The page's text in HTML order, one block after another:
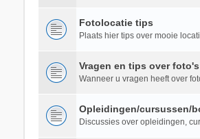
Fotolocatie tips
Plaats hier tips over mooie
Vragen en tips over
Wanneer u vragen heeft over
Opleidingen/cursussen/
Discussies over opleidingen,